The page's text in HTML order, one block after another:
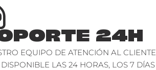
24H
EQUIPO DE ATENCIÓN AL CLIENTE
DISPONIBLE LAS 24 HORAS, LOS 7 DÍAS